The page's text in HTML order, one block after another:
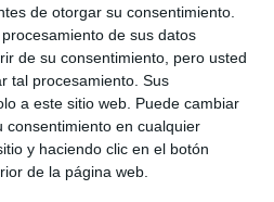
de otorgar su consentimiento.
de sus datos
de su consentimiento, pero usted
tal procesamiento. Sus
a este sitio web. Puede cambiar
en cualquier
y haciendo clic en el botón
de la página web.
libre del cierre
al bajar de la tasa de
del centro de
al Cortijo Don Elías